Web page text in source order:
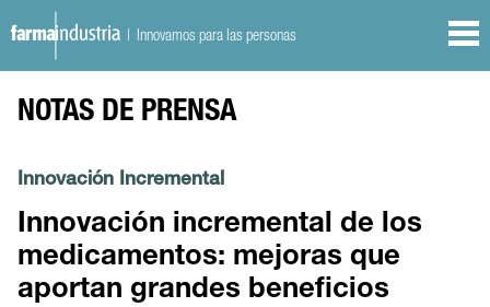
| Innovamos para las personas
NOTAS DE PRENSA
Innovación Incremental
Innovación incremental de los
medicamentos: mejoras que
aportan grandes beneficios